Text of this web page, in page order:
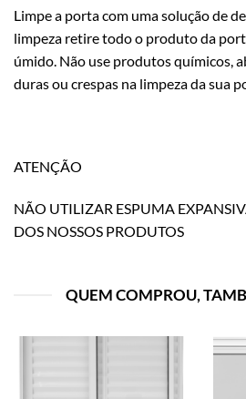
Limpe a porta com uma solução de
limpeza retire todo o produto da
úmido. Não use produtos químicos,
duras ou crespas na limpeza da sua
ATENÇÃO
NÃO UTILIZAR ESPUMA
DOS NOSSOS PRODUTOS
QUEM COMPROU,